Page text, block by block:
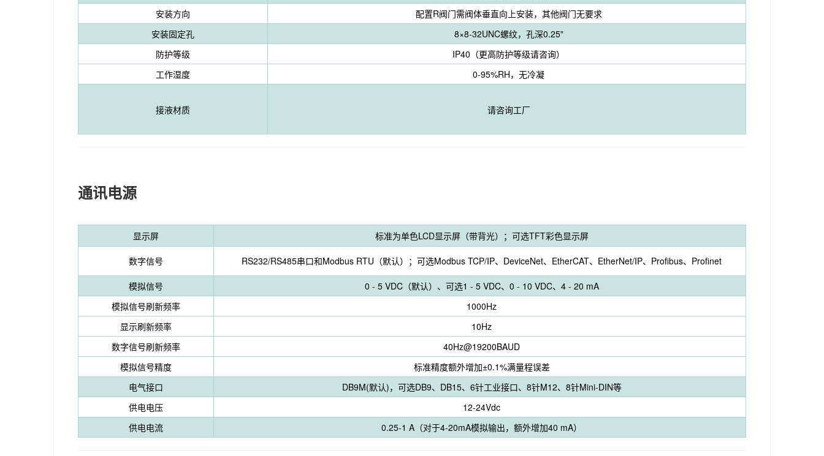
安装方向
配置R阀门需阀体垂直向上安装，其他阀门无要求
安装固定孔
8×8-32UNC螺纹，孔深0.25"
防护等级
IP40（更高防护等级请咨询）
工作湿度
0-95%RH，无冷凝
接液材质 请咨询工厂
通讯电源
显示屏 标准为单色LCD显示屏（带背光）；可选TFT彩色显示屏
数字信号 RS232/RS485串口和Modbus RTU（默认）；可选Modbus TCP/IP、DeviceNet、EtherCAT、EtherNet/IP、Profibus、Profinet
模拟信号
0 - 5 VDC（默认）、可选1 - 5 VDC、0 - 10 VDC、4 - 20 mA
模拟信号刷新频率
1000Hz
显示刷新频率
10Hz
数字信号刷新频率
40Hz@19200BAUD
模拟信号精度
标准精度额外增加±0.1%满量程误差
电气接口
DB9M(默认)，可选DB9、DB15、6针工业接口、8针M12、8针Mini-DIN等
供电电压
12-24Vdc
供电电流
0.25-1 A（对于4-20mA模拟输出，额外增加40 mA）